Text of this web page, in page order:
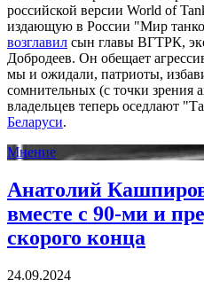
российской версии World of
издающую в России "Мир
возглавил сын главы ВГТРК,
Добродеев. Он обещает
мы и ожидали, патриоты,
сомнительных (с точки зрения
владельцев теперь оседлают
Беларуси.
Мнение
Анатолий
вместе с 90-ми и
скорого конца
24.09.2024